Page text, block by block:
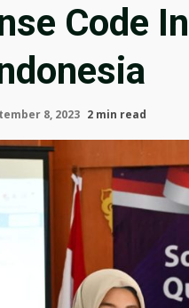
Code
8, 2023 2 min read